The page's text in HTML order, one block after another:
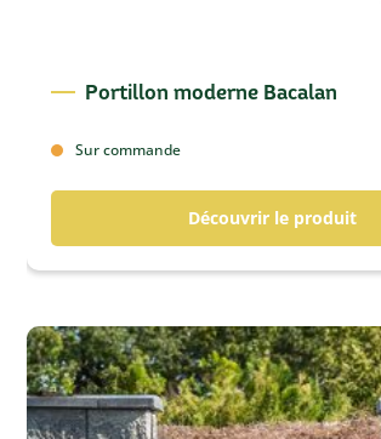
Portillon moderne Bacalan
Sur commande
Découvrir le produit